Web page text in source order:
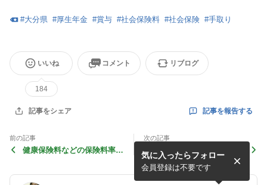
#大分県 #厚生年金 #賞与 #社会保険料 #社会保険 #手取り
いいね
184
コメント リブログ
記事をシェア 記事を報告する
前の記事
健康保険料などの保険料率が
次の記事
戸籍にフリガナが記載される
ようになります！
気に入ったらフォロー
会員登録は不要です